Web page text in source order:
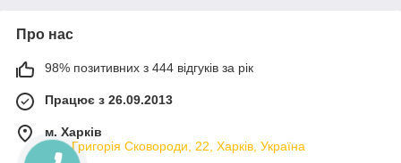
Про нас
98% позитивних з 444 відгуків за рік
Працює з 26.09.2013
м. Харків
вул. Григорія Сковороди, 22, Харків, Україна